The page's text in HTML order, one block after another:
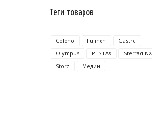
Теги товаров
Colono Fujinon
Gastro
Olympus
PENTAX
Sterrad NX
Storz
Медин